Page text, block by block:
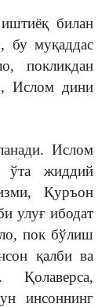
билан
бу муқаддас
покликдан
Ислом дини
Ислом
ўта жиддий
Қуръон
улуғ ибодат
пок бўлиш
қалби ва
Қолаверса,
инсоннинг